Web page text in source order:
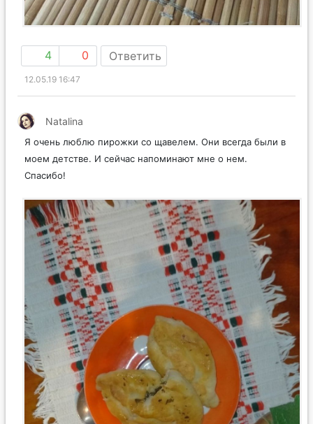
4 0 Ответить
12.05.19 16:47
Natalina
Я очень люблю пирожки со щавелем. Они всегда были в
моем детстве. И сейчас напоминают мне о нем.
Спасибо!